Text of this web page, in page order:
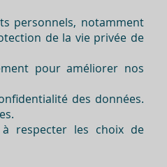
personnels, notamment
de la vie privée de
pour améliorer nos
des données.
respecter les choix de